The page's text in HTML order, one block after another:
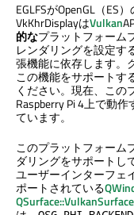
EGLFSがOpenGL（ES
VkKhrDisplayはVulkan
的なプラットフォーム
レンダリングを設定す
張機能に依存します。
この機能をサポートす
ください。現在、この
Raspberry Pi 4上で動作
ています。
このプラットフォーム
ダリングをサポートし
ユーザーインターフェ
ポートされている
QSurface::VulkanSurface